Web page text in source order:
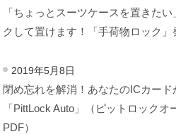
「ちょっとスーツケースを置きた
クして置けます！「手荷物ロック」
2019年5月8日
閉め忘れを解消！あなたのICカー
「PittLock Auto」（ピットロック
PDF）